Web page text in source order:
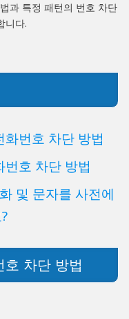
과 특정 패턴의 번호 차단
니다.
번호 차단 방법
호 차단 방법
및 문자를 사전에
호 차단 방법